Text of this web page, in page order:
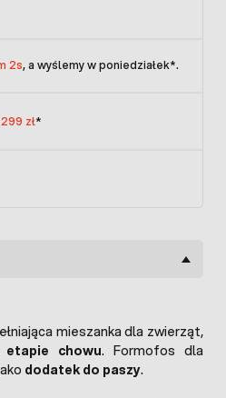
2s, a wyślemy w poniedziałek*.
299 zł*
mieszanka dla zwierząt,
etapie chowu. Formofos dla
dodatek do paszy.